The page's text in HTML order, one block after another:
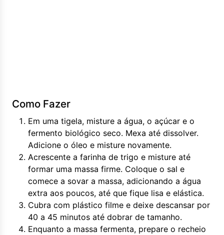
Como Fazer
Em uma tigela, misture a água, o açúcar e o
fermento biológico seco. Mexa até dissolver.
Adicione o óleo e misture novamente.
Acrescente a farinha de trigo e misture até
formar uma massa firme. Coloque o sal e
comece a sovar a massa, adicionando a água
extra aos poucos, até que fique lisa e elástica.
Cubra com plástico filme e deixe descansar por
40 a 45 minutos até dobrar de tamanho.
Enquanto a massa fermenta, prepare o recheio